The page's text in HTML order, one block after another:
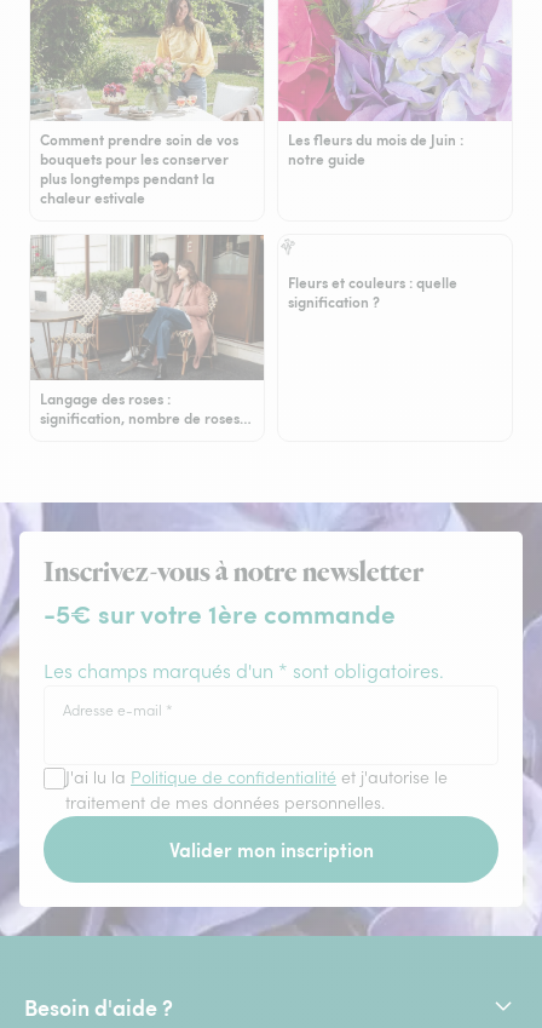
Comment prendre soin de vos
bouquets pour les conserver
plus longtemps pendant la
chaleur estivale
Les fleurs du mois de Juin :
notre guide
Langage des roses :
signification, nombre de roses…
Fleurs et couleurs : quelle
signification ?
Inscrivez-vous à notre newsletter
-5€ sur votre 1ère commande
Les champs marqués d'un * sont obligatoires.
Adresse e-mail *
J'ai lu la Politique de confidentialité et j'autorise le
traitement de mes données personnelles.
Valider mon inscription
Besoin d'aide ?